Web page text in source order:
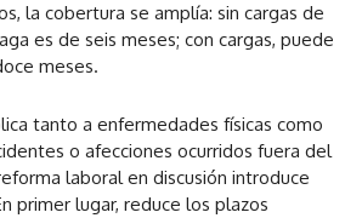
la cobertura se amplía: sin cargas de
es de seis meses; con cargas, puede
meses.
tanto a enfermedades físicas como
o afecciones ocurridos fuera del
laboral en discusión introduce
primer lugar, reduce los plazos